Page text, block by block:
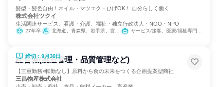
髪型・髪色自由！ネイル・マツエク・ひげOK！ 自分らしく働く
株式会社ツクイ
生活関連サービス、看護・介護、福祉・独立行政法人・NGO・NPO
27年卒 北海道、青森県、岩手県、宮城県、秋田県、山形県、福島県、茨城県、栃木県、群馬県、埼玉県、千葉県、東京都、神奈川県、新潟県、富山県、石川県、福井県、山梨県、長野県、岐阜県、静岡県、愛知県、三重県、滋賀県、京都府、大阪府、兵庫県、奈良県、和歌山県、鳥取県、島根県、岡山県、広島県、山口県、徳島県、香川県、愛媛県、高知県、福岡県、佐賀県、長崎県、熊本県、大分県、宮崎県、鹿児島県、沖縄県 サービス/接客、医療/福祉専門職、経営/事業企画
締切：9月30日
総合職(製造管理・品質管理など)
【三重勤務×転勤なし】原料から食の未来をつくる企画提案型商社
三昌物産株式会社